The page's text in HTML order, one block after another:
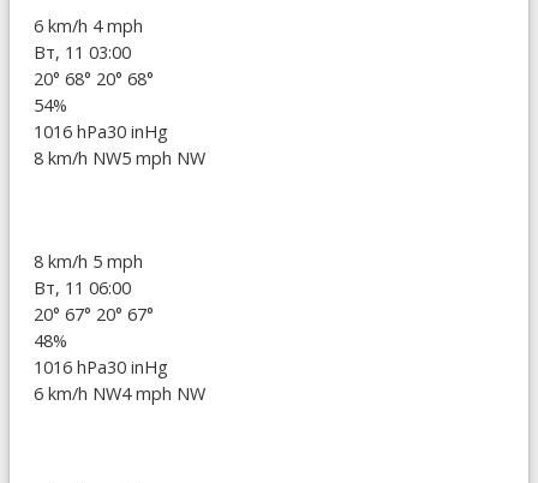
6 km/h 4 mph
Вт, 11 03:00
20° 68° 20° 68°
54%
1016 hPa30 inHg
8 km/h NW5 mph NW
8 km/h 5 mph
Вт, 11 06:00
20° 67° 20° 67°
48%
1016 hPa30 inHg
6 km/h NW4 mph NW